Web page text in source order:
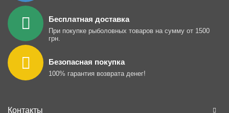
Бесплатная доставка
При покупке рыболовных товаров на сумму от 1500
грн.
Безопасная покупка
100% гарантия возврата денег!
Контакты